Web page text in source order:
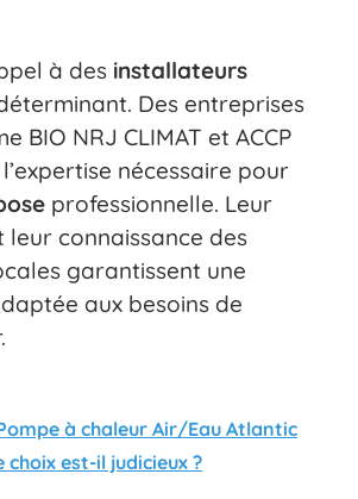
à des installateurs
Des entreprises
BIO NRJ CLIMAT et ACCP
nécessaire pour
professionnelle. Leur
leur connaissance des
garantissent une
aux besoins de
à chaleur Air/Eau Atlantic
choix est-il judicieux ?